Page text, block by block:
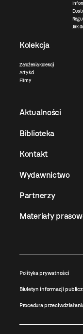
Jak
Kolekcja
Założenia kolekcji
Artyści
Filmy
Aktualności
Biblioteka
Kontakt
Wydawnictwo
Partnerzy
Materiały
Polityka prywatności
Biuletyn informacji
Procedura